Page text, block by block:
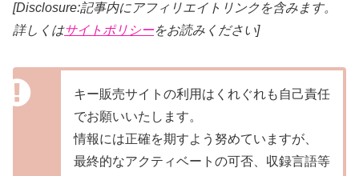
[Disclosure:記事内にアフィリエイトリンクを含みます。
詳しくはサイトポリシーをお読みください]
キー販売サイトの利用はくれぐれも自己責任
でお願いいたします。
情報には正確を期すよう努めていますが、
最終的なアクティベートの可否、収録言語等